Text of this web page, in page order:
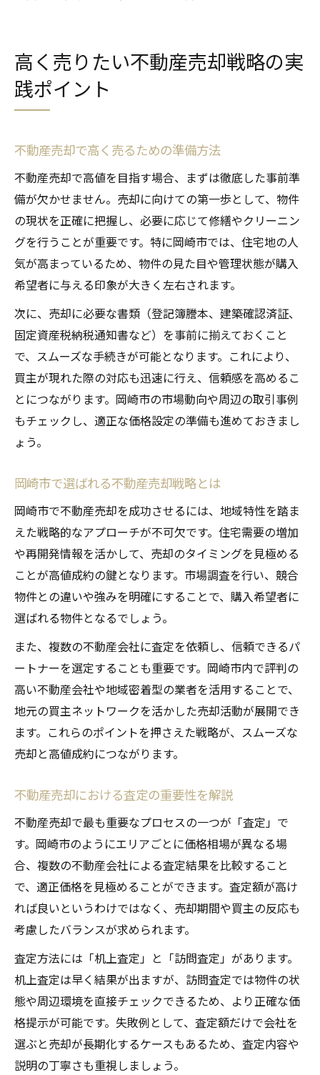
高く売りたい不動産売却戦略の実
践ポイント
不動産売却で高く売るための準備方法
不動産売却で高値を目指す場合、まずは徹底した事前準
備が欠かせません。売却に向けての第一歩として、物件
の現状を正確に把握し、必要に応じて修繕やクリーニン
グを行うことが重要です。特に岡崎市では、住宅地の人
気が高まっているため、物件の見た目や管理状態が購入
希望者に与える印象が大きく左右されます。
次に、売却に必要な書類（登記簿謄本、建築確認済証、
固定資産税納税通知書など）を事前に揃えておくこと
で、スムーズな手続きが可能となります。これにより、
買主が現れた際の対応も迅速に行え、信頼感を高めるこ
とにつながります。岡崎市の市場動向や周辺の取引事例
もチェックし、適正な価格設定の準備も進めておきまし
ょう。
岡崎市で選ばれる不動産売却戦略とは
岡崎市で不動産売却を成功させるには、地域特性を踏ま
えた戦略的なアプローチが不可欠です。住宅需要の増加
や再開発情報を活かして、売却のタイミングを見極める
ことが高値成約の鍵となります。市場調査を行い、競合
物件との違いや強みを明確にすることで、購入希望者に
選ばれる物件となるでしょう。
また、複数の不動産会社に査定を依頼し、信頼できるパ
ートナーを選定することも重要です。岡崎市内で評判の
高い不動産会社や地域密着型の業者を活用することで、
地元の買主ネットワークを活かした売却活動が展開でき
ます。これらのポイントを押さえた戦略が、スムーズな
売却と高値成約につながります。
不動産売却における査定の重要性を解説
不動産売却で最も重要なプロセスの一つが「査定」で
す。岡崎市のようにエリアごとに価格相場が異なる場
合、複数の不動産会社による査定結果を比較すること
で、適正価格を見極めることができます。査定額が高け
れば良いというわけではなく、売却期間や買主の反応も
考慮したバランスが求められます。
査定方法には「机上査定」と「訪問査定」があります。
机上査定は早く結果が出ますが、訪問査定では物件の状
態や周辺環境を直接チェックできるため、より正確な価
格提示が可能です。失敗例として、査定額だけで会社を
選ぶと売却が長期化するケースもあるため、査定内容や
説明の丁寧さも重視しましょう。